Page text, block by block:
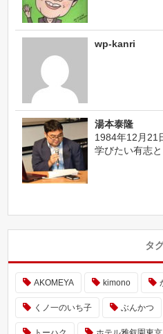
wp-kanri
湯本泰隆
1984年12月21
学びたい有志
タ
AKOMEYA kimono
くノ一のいち子 ぶんかつ